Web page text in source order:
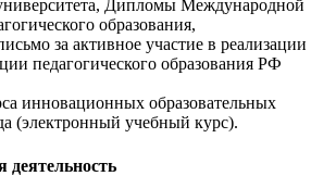
Дипломы Международной
образования,
за активное участие в реализации
педагогического образования РФ
инновационных образовательных
(электронный учебный курс).
деятельность